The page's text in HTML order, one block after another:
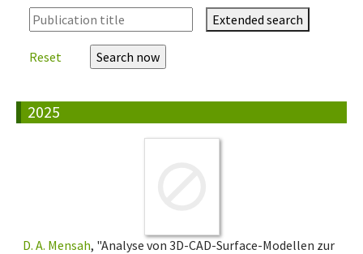
Extended search
Reset
2025
D. A. Mensah, "Analyse von 3D-CAD-Surface-Modellen zur